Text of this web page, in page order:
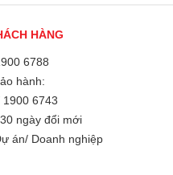
2GB và màn hình LCD 5
HÀNG
6788
hành:
1900 6743
ngày đổi mới
án/ Doanh nghiệp